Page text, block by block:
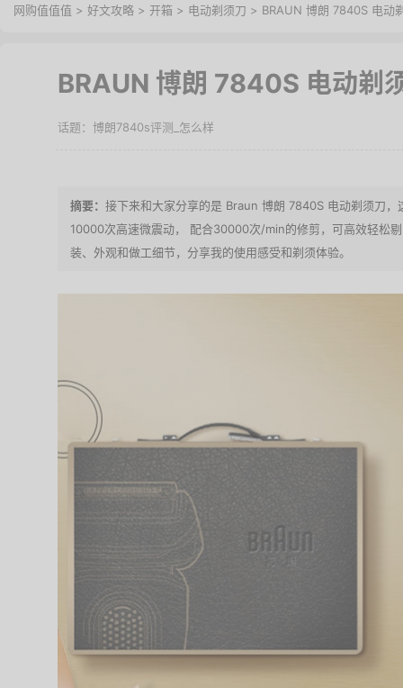
网购值值值 > 好文攻略 > 开箱 > 电动剃须刀 > BRAUN 博朗 7840S 电动
BRAUN 博朗 7840S 电动剃
博朗7840s评测_怎么样
接下来和大家分享的是 Braun 博朗 7840S 电动剃须刀
10000次高速微震动， 配合30000次/min的修剪，可高效轻松
装、外观和做工细节，分享我的使用感受和剃须体验。